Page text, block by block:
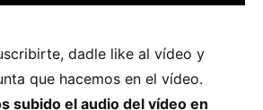
dadle like al vídeo y
que hacemos en el vídeo.
subido el audio del vídeo en